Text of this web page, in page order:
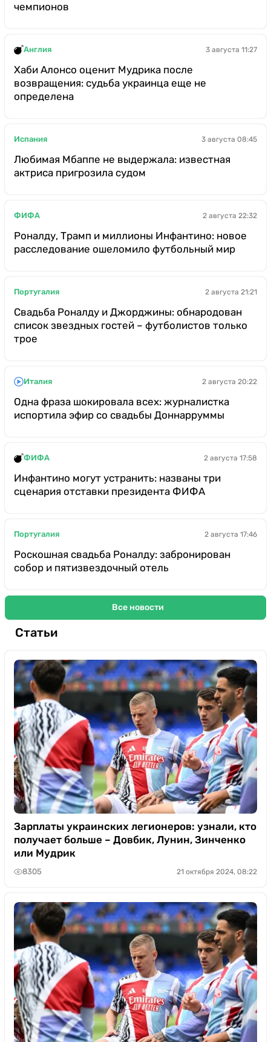
чемпионов
Англия 3 августа 11:27
Хаби Алонсо оценит Мудрика после
возвращения: судьба украинца еще не
определена
Испания 3 августа 08:45
Любимая Мбаппе не выдержала: известная
актриса пригрозила судом
ФИФА 2 августа 22:32
Роналду, Трамп и миллионы Инфантино: новое
расследование ошеломило футбольный мир
Португалия 2 августа 21:21
Свадьба Роналду и Джорджины: обнародован
список звездных гостей – футболистов только
трое
Италия 2 августа 20:22
Одна фраза шокировала всех: журналистка
испортила эфир со свадьбы Доннарруммы
ФИФА 2 августа 17:58
Инфантино могут устранить: названы три
сценария отставки президента ФИФА
Португалия 2 августа 17:46
Роскошная свадьба Роналду: забронирован
собор и пятизвездочный отель
Все новости
Статьи
Зарплаты украинских легионеров: узнали, кто
получает больше – Довбик, Лунин, Зинченко
или Мудрик
8305 21 октября 2024, 08:22